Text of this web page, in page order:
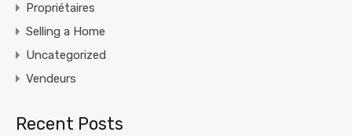
Propriétaires
Selling a Home
Uncategorized
Vendeurs
Recent Posts